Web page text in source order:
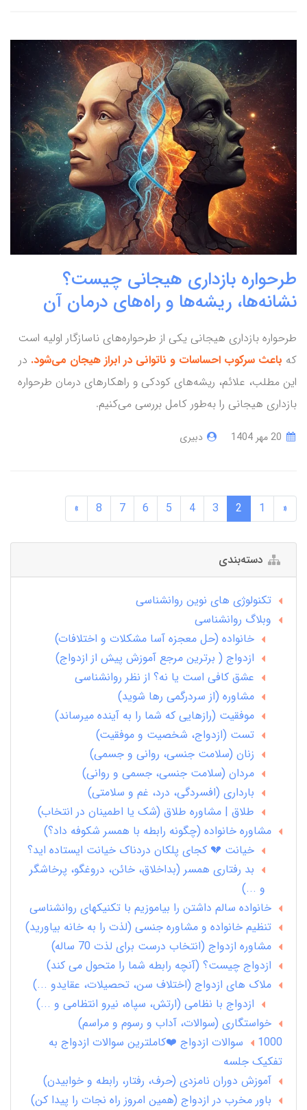
طرحواره بازداری هیجانی چیست؟
نشانه‌ها، ریشه‌ها و راه‌های درمان آن
طرحواره بازداری هیجانی یکی از طرحواره‌های ناسازگار اولیه است
که باعث سرکوب احساسات و ناتوانی در ابراز هیجان می‌شود. در
این مطلب، علائم، ریشه‌های کودکی و راهکارهای درمان طرحواره
بازداری هیجانی را به‌طور کامل بررسی می‌کنیم.
دبیری
«
1
2
3
4
5
6
7
8
»
دسته‌بندی
تکنولوژی های نوین روانشناسی
وبلاگ روانشناسی
خانواده (حل معجزه آسا مشکلات و اختلافات)
ازدواج ( برترین مرجع آموزش پیش از ازدواج)
عشق کافی است یا نه؟ از نظر روانشناسی
مشاوره (از سردرگمی رها شوید)
موفقیت (رازهایی که شما را به آینده میرساند)
تست (ازدواج، شخصیت و موفقیت)
زنان (سلامت جنسی، روانی و جسمی)
مردان (سلامت جنسی، جسمی و روانی)
بارداری (افسردگی، درد، غم و سلامتی)
طلاق | مشاوره طلاق (شک یا اطمینان در انتخاب)
مشاوره خانواده (چگونه رابطه با همسر شکوفه داد؟)
خیانت 💔 کجای پلکان دردناک خیانت ایستاده اید؟
بد رفتاری همسر (بداخلاق، خائن، دروغگو، پرخاشگر
و ...)
خانواده سالم داشتن را بیاموزیم با تکنیکهای روانشناسی
تنظیم خانواده و مشاوره جنسی (لذت را به خانه بیاورید)
مشاوره ازدواج (انتخاب درست برای لذت 70 ساله)
ازدواج چیست؟ (آنچه رابطه شما را متحول می کند)
ملاک های ازدواج (اختلاف سن، تحصیلات، عقایدو ...)
ازدواج با نظامی (ارتش، سپاه، نیرو انتظامی و ...)
خواستگاری (سوالات، آداب و رسوم و مراسم)
1000 سوالات ازدواج ❤️کاملترین سوالات ازدواج به
تفکیک جلسه
آموزش دوران نامزدی (حرف، رفتار، رابطه و خوابیدن)
باور مخرب در ازدواج (همین امروز راه نجات را پیدا کن)